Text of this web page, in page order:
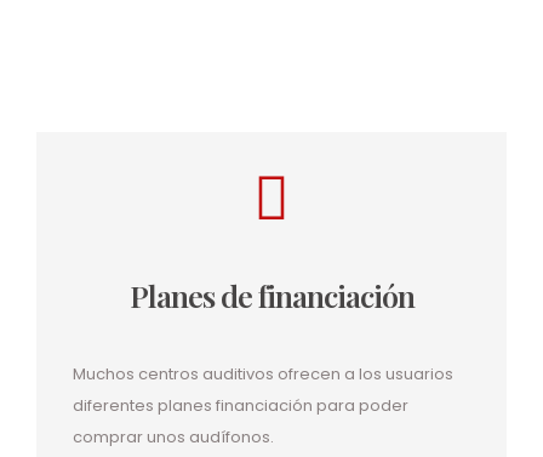
Planes de financiación
Muchos centros auditivos ofrecen a los usuarios
diferentes planes financiación para poder
comprar unos audífonos.